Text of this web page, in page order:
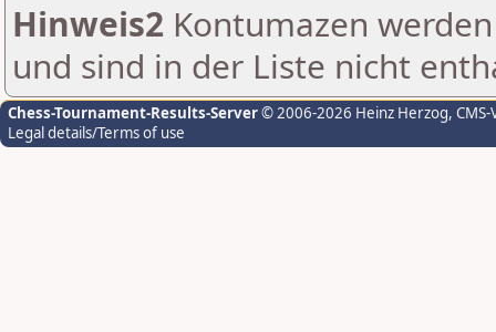
Hinweis2 Kontumazen
und sind in der Liste nicht
Chess-Tournament-Results-Server© 2006-2026 Heinz Herzog,
Legal details/Terms of use